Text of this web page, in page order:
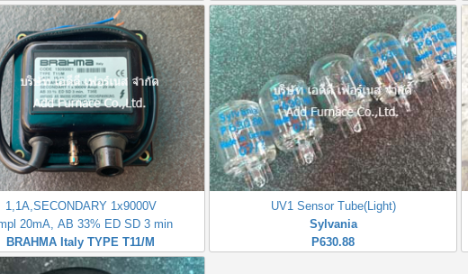
1,1A,SECONDARY 1x9000V
20mA, AB 33% ED SD 3 min
BRAHMA Italy TYPE T11/M
UV1 Sensor Tube(Light)
Sylvania
P630.88